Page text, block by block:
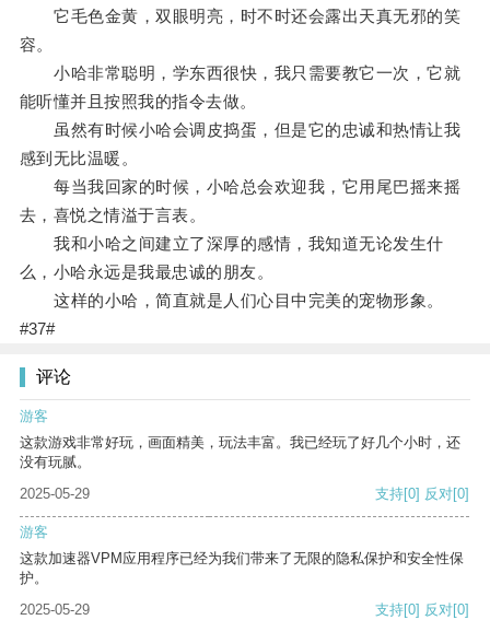
它毛色金黄，双眼明亮，时不时还会露出天真无邪的笑
容。
小哈非常聪明，学东西很快，我只需要教它一次，它就
能听懂并且按照我的指令去做。
虽然有时候小哈会调皮捣蛋，但是它的忠诚和热情让我
感到无比温暖。
每当我回家的时候，小哈总会欢迎我，它用尾巴摇来摇
去，喜悦之情溢于言表。
我和小哈之间建立了深厚的感情，我知道无论发生什
么，小哈永远是我最忠诚的朋友。
这样的小哈，简直就是人们心目中完美的宠物形象。
#37#
评论
游客
这款游戏非常好玩，画面精美，玩法丰富。我已经玩了好几个小时，还
没有玩腻。
2025-05-29
支持[0] 反对[0]
游客
这款加速器VPM应用程序已经为我们带来了无限的隐私保护和安全性保
护。
2025-05-29
支持[0] 反对[0]